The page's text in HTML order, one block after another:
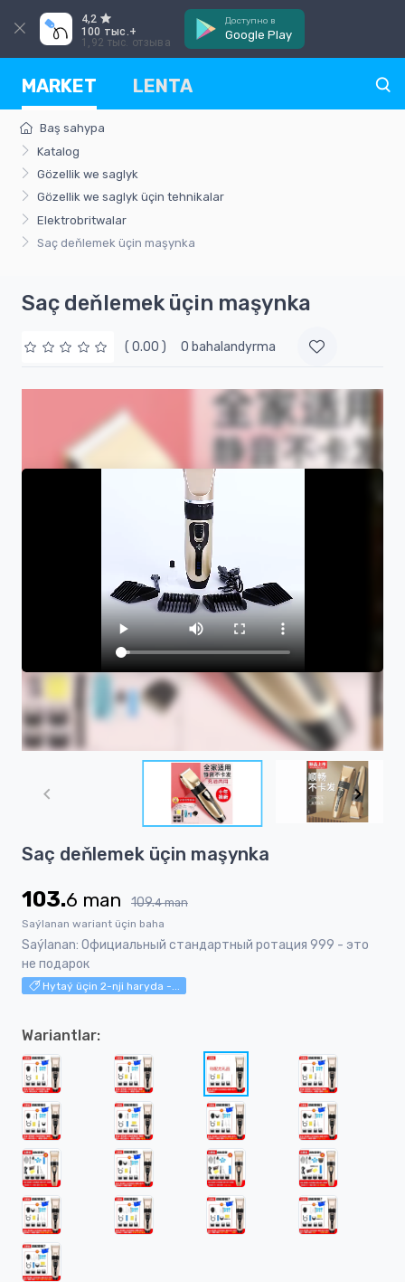
4,2
100 тыс.+
1,92 тыс. отзыва
Доступно в
Google Play
MARKET LENTA
Baş sahypa
Katalog
Gözellik we saglyk
Gözellik we saglyk üçin tehnikalar
Elektrobritwalar
Saç deňlemek üçin maşynka
Saç deňlemek üçin maşynka
( 0.00 ) 0 bahalandyrma
1
5
Saç deňlemek üçin maşynka
103.6 man 109.4 man
Saýlanan wariant üçin baha
Saýlanan: Официальный стандартный ротация 999 - это
не подарок
Hytaý üçin 2-nji haryda -...
Wariantlar: